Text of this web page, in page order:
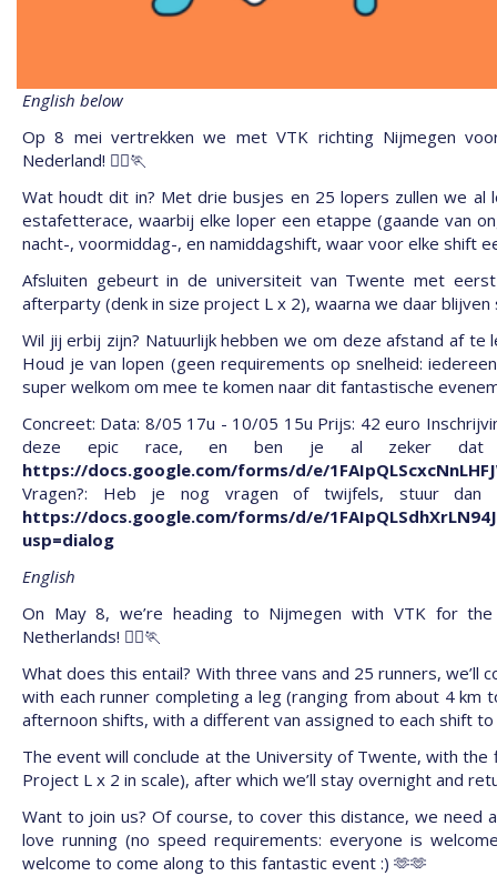
English below
Op 8 mei vertrekken we met VTK richting Nijmegen
Nederland! 🏃‍♀️🏃
Wat houdt dit in? Met drie busjes en 25 lopers zullen we al
estafetterace, waarbij elke loper een etappe (gaande van
nacht-, voormiddag-, en namiddagshift, waar voor elke shift
Afsluiten gebeurt in de universiteit van Twente met
afterparty (denk in size project L x 2), waarna we daar
Wil jij erbij zijn? Natuurlijk hebben we om deze afstand af
Houd je van lopen (geen requirements op snelheid:
super welkom om mee te komen naar dit fantastische
Concreet: Data: 8/05 17u - 10/05 15u Prijs: 42 euro
deze epic race, en ben je al zeker dat
https://docs.google.com/forms/d/e/
Vragen?: Heb je nog vragen of twijfels, stuur
https://docs.google.com/forms/d/e/
usp=dialog
English
On May 8, we’re heading to Nijmegen with VTK for
Netherlands! 🏃‍♀️🏃
What does this entail? With three vans and 25 runners,
with each runner completing a leg (ranging from about 4
afternoon shifts, with a different van assigned to each shift
The event will conclude at the University of Twente, with
Project L x 2 in scale), after which we’ll stay overnight and
Want to join us? Of course, to cover this distance, we need
love running (no speed requirements: everyone is
welcome to come along to this fantastic event :) 🫶🫶